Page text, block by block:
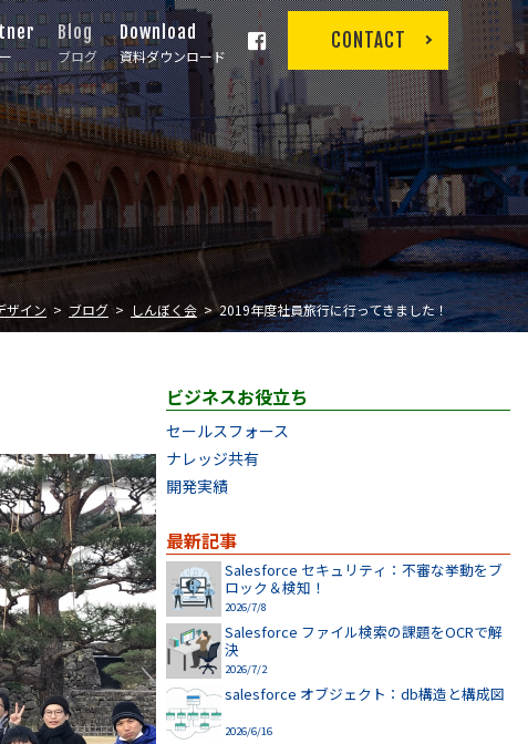
Blog
ブログ
Download
資料ダウンロード
CONTACT
ザイン ブログ しんぼく会 2019年度社員旅行に行ってきました！
ビジネスお役立ち
セールスフォース
ナレッジ共有
開発実績
最新記事
Salesforce セキュリティ：不審な挙動をブ
ロック＆検知！
2026/7/8
Salesforce ファイル検索の課題をOCRで解
決
2026/7/2
salesforce オブジェクト：db構造と構成図
2026/6/16